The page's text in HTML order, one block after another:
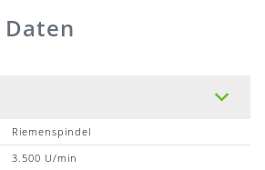
Riemenspindel
3.500 U/min